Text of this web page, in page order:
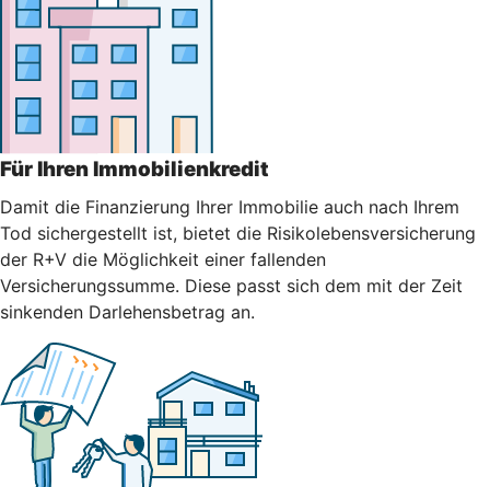
Für Ihren Immobilienkredit
Damit die Finanzierung Ihrer Immobilie auch nach Ihrem
Tod sichergestellt ist, bietet die Risikolebensversicherung
der R+V die Möglichkeit einer fallenden
Versicherungssumme. Diese passt sich dem mit der Zeit
sinkenden Darlehensbetrag an.